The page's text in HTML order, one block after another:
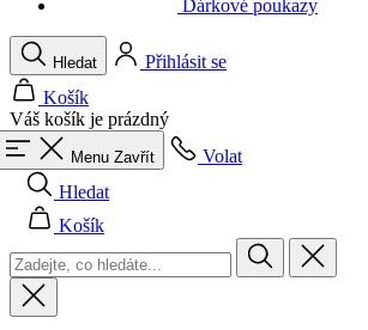
Váš košík je prázdný
Menu Zavřít
Volat
Hledat
Košík
Muži
Vše v kategorii Muži